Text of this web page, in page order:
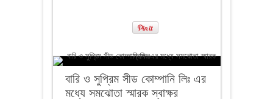
বারি ও সুপ্রিম সীড কোম্পানি লিঃ এর
মধ্যে সমঝোতা স্মারক স্বাক্ষর